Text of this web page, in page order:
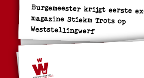
Burgemeester krijgt eerste
magazine Stiekm
Weststellingwerf